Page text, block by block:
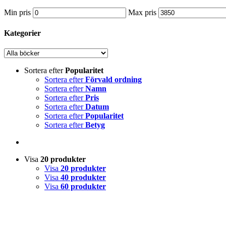
Min pris Max pris
Kategorier
Sortera efterPopularitet
Sortera efterFörvald ordning
Sortera efterNamn
Sortera efterPris
Sortera efterDatum
Sortera efterPopularitet
Sortera efterBetyg
Visa 20 produkter
Visa 20 produkter
Visa 40 produkter
Visa 60 produkter